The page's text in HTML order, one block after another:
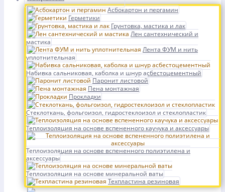
Асбокартон и пергамин
Герметики
Грунтовка, мастика и лак
Лен сантехнический и
мастика
Лента ФУМ и нить
уплотнительная
Набивка сальниковая, каболка и шнур асбестоцементный
Паронит листовой
Пена монтажная
Прокладки
Стеклоткань, фольгоизол, гидростеклоизол и стеклопластик
Теплоизоляция на основе вспененного каучука и аксессуары
Теплоизоляция на основе вспененного полиэтилена и
аксессуары
Теплоизоляция на основе минеральной ваты
Техпластина резиновая